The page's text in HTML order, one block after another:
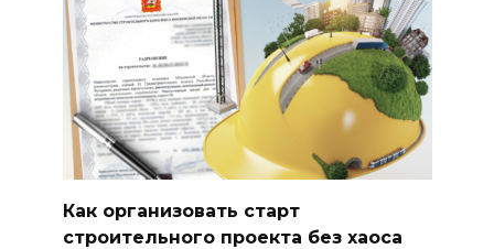
Как организовать старт
строительного проекта без хаоса